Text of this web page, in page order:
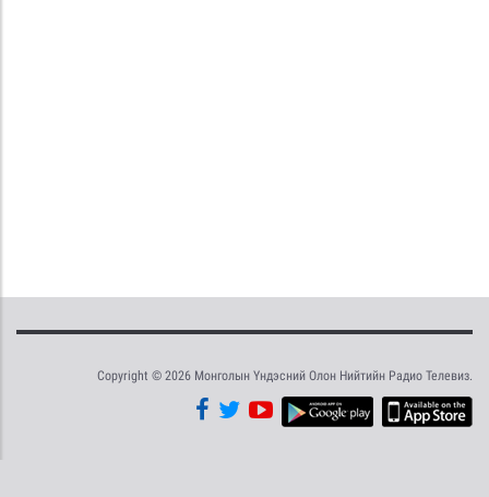
Copyright © 2026 Монголын Үндэсний Олон Нийтийн Радио Телевиз.